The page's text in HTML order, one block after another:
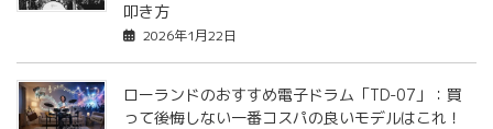
叩き方
2026年1月22日
ローランドのおすすめ電子ドラム「TD-07」：買
って後悔しない一番コスパの良いモデルはこれ！